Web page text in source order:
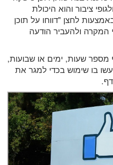
ציבור והוא היכולת
לחצן "דווחו על תוכן
המקרה ולהעביר הודעה
מספר שעות, ימים או שבועות,
בו שימוש בכדי למגר את